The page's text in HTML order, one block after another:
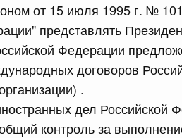
от 15 июля 1995 г. №
представлять
Федерации
договоров
.
дел Российской
контроль за
союза от 23 декабря 2014 года
Федерации от
Правительством Российской
трудовой деятельности граждан